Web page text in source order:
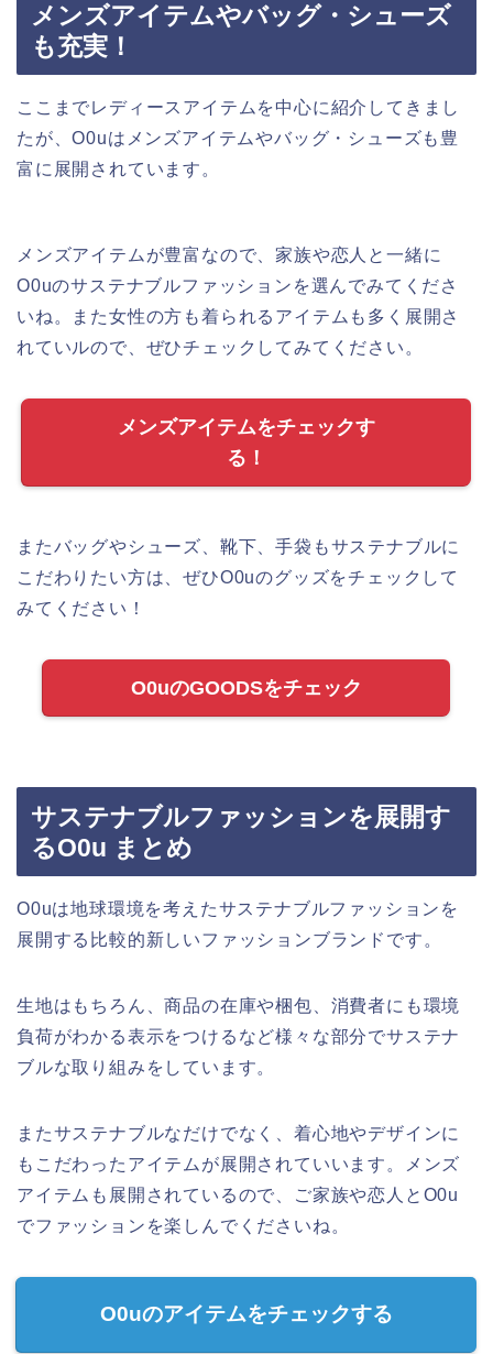
メンズアイテムやバッグ・シューズ
も充実！
ここまでレディースアイテムを中心に紹介してきまし
たが、O0uはメンズアイテムやバッグ・シューズも豊
富に展開されています。
メンズアイテムが豊富なので、家族や恋人と一緒に
O0uのサステナブルファッションを選んでみてくださ
いね。また女性の方も着られるアイテムも多く展開さ
れていルので、ぜひチェックしてみてください。
メンズアイテムをチェックす
る！
またバッグやシューズ、靴下、手袋もサステナブルに
こだわりたい方は、ぜひO0uのグッズをチェックして
みてください！
O0uのGOODSをチェック
サステナブルファッションを展開す
るO0u まとめ
O0uは地球環境を考えたサステナブルファッションを
展開する比較的新しいファッションブランドです。
生地はもちろん、商品の在庫や梱包、消費者にも環境
負荷がわかる表示をつけるなど様々な部分でサステナ
ブルな取り組みをしています。
またサステナブルなだけでなく、着心地やデザインに
もこだわったアイテムが展開されていいます。メンズ
アイテムも展開されているので、ご家族や恋人とO0u
でファッションを楽しんでくださいね。
O0uのアイテムをチェックする